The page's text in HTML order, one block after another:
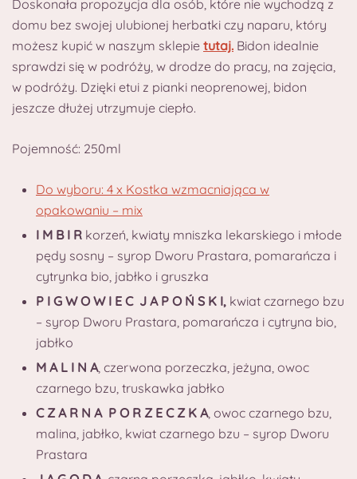
Doskonała propozycja dla osób, które nie wychodzą z
domu bez swojej ulubionej herbatki czy naparu, który
możesz kupić w naszym sklepie tutaj. Bidon idealnie
sprawdzi się w podróży, w drodze do pracy, na zajęcia,
w podróży. Dzięki etui z pianki neoprenowej, bidon
jeszcze dłużej utrzymuje ciepło.
Pojemność: 250ml
Do wyboru: 4 x Kostka wzmacniająca w
opakowaniu – mix
I M B I R korzeń, kwiaty mniszka lekarskiego i młode
pędy sosny – syrop Dworu Prastara, pomarańcza i
cytrynka bio, jabłko i gruszka
P I G W O W I E C J A P O Ń S K I, kwiat czarnego bzu
– syrop Dworu Prastara, pomarańcza i cytryna bio,
jabłko
M A L I N A, czerwona porzeczka, jeżyna, owoc
czarnego bzu, truskawka jabłko
C Z A R N A P O R Z E C Z K A, owoc czarnego bzu,
malina, jabłko, kwiat czarnego bzu – syrop Dworu
Prastara